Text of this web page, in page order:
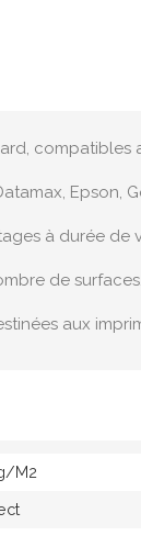
Epson,
à durée de
de surfaces.
aux
M2